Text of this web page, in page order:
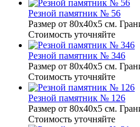
Резной памятник № 56
Размер от 80х40х5 см.
Стоимость уточняйте
Резной памятник № 346
Размер от 80х40х5 см.
Стоимость уточняйте
Резной памятник № 126
Размер от 80х40х5 см.
Стоимость уточняйте